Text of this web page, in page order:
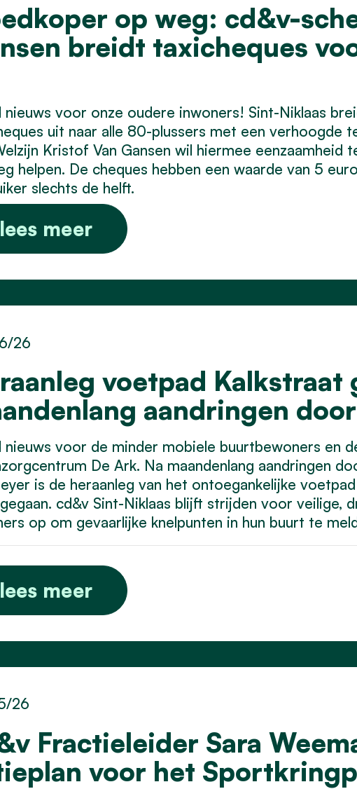
op weg: cd&v-
breidt taxicheques
nieuws voor onze oudere inwoners! Sint-Niklaas
uit naar alle 80-plussers met een verhoogde
Kristof Van Gansen wil hiermee eenzaamheid
helpen. De cheques hebben een waarde van 5
slechts de helft.
lees meer
voetpad Kalkstraat
aandringen
26
nieuws voor de minder mobiele buurtbewoners en
De Ark. Na maandenlang aandringen
is de heraanleg van het ontoegankelijke
cd&v Sint-Niklaas blijft strijden voor veilige,
op om gevaarlijke knelpunten in hun buurt te
lees meer
Fractieleider Sara
voor het
26